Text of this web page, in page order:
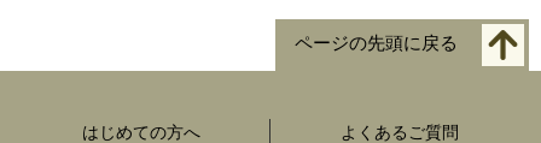
ページの先頭に戻る
はじめての方へ よくあるご質問